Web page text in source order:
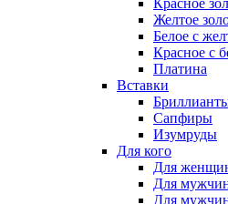
Красное
Желтое
Белое с
Красное с
Платина
Вставки
Сапфиры
Изумруды
Для кого
Для
Для
Для